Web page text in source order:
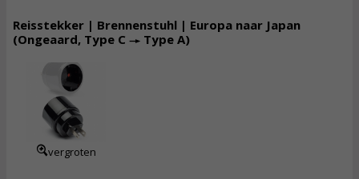
Reisstekker | Brennenstuhl | Europa naar Japan
(Ongeaard, Type C → Type A)
vergroten